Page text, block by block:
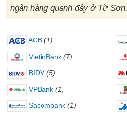
ngân hàng quanh đây ở Từ Sơn.
ACB (1)
VietinBank (7)
BIDV (5)
VPBank (1)
Sacombank (1)